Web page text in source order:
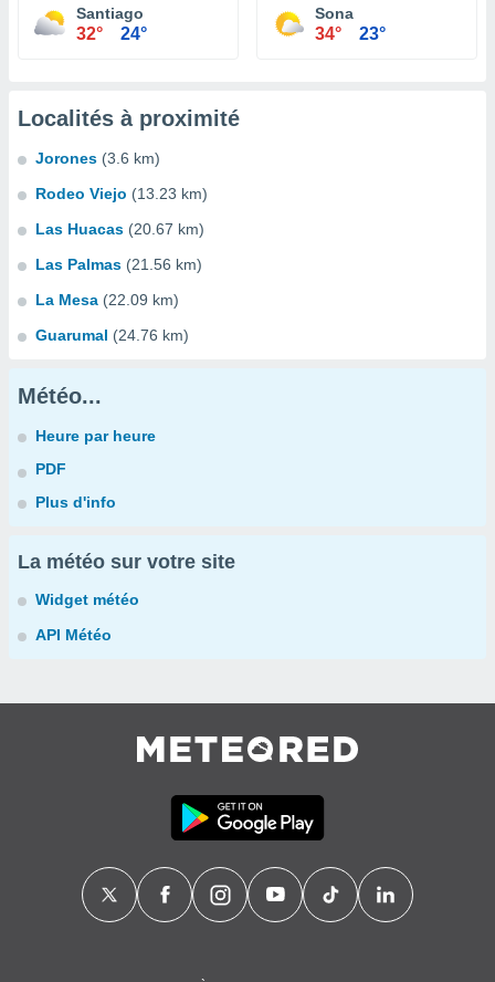
Santiago
32° 24°
Sona
34° 23°
Localités à proximité
Jorones (3.6 km)
Rodeo Viejo (13.23 km)
Las Huacas (20.67 km)
Las Palmas (21.56 km)
La Mesa (22.09 km)
Guarumal (24.76 km)
Météo...
Heure par heure
PDF
Plus d'info
La météo sur votre site
Widget météo
API Météo